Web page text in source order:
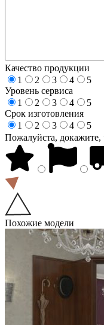
Качество продукции
1
2 3 4
5
Уровень сервиса
1
2 3 4
5
Срок изготовления
1
2 3 4
5
Пожалуйста, докажите,
Похожие модели